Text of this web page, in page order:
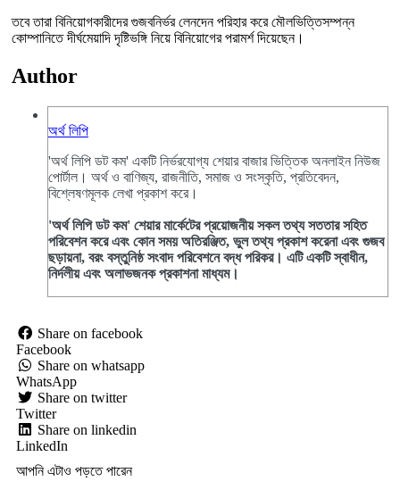
তবে তারা বিনিয়োগকারীদের গুজবনির্ভর লেনদেন পরিহার করে মৌলভিত্তিসম্পন্ন
কোম্পানিতে দীর্ঘমেয়াদি দৃষ্টিভঙ্গি নিয়ে বিনিয়োগের পরামর্শ দিয়েছেন।
Author
অর্থ লিপি
'অর্থ লিপি ডট কম' একটি নির্ভরযোগ্য শেয়ার বাজার ভিত্তিক অনলাইন নিউজ
পোর্টাল। অর্থ ও বাণিজ্য, রাজনীতি, সমাজ ও সংস্কৃতি, প্রতিবেদন,
বিশ্লেষণমূলক লেখা প্রকাশ করে।
'অর্থ লিপি ডট কম' শেয়ার মার্কেটের প্রয়োজনীয় সকল তথ্য সততার সহিত
পরিবেশন করে এবং কোন সময় অতিরঞ্জিত, ভুল তথ্য প্রকাশ করেনা এবং গুজব
ছড়ায়না, বরং বস্তুনিষ্ঠ সংবাদ পরিবেশনে বদ্ধ পরিকর। এটি একটি স্বাধীন,
নির্দলীয় এবং অলাভজনক প্রকাশনা মাধ্যম।
Share on facebook
Facebook
Share on whatsapp
WhatsApp
Share on twitter
Twitter
Share on linkedin
LinkedIn
আপনি এটাও পড়তে পারেন